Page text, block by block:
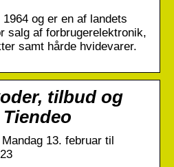
og er en af landets
salg af forbrugerelektronik,
samt hårde hvidevarer.
tilbud og
13. februar til